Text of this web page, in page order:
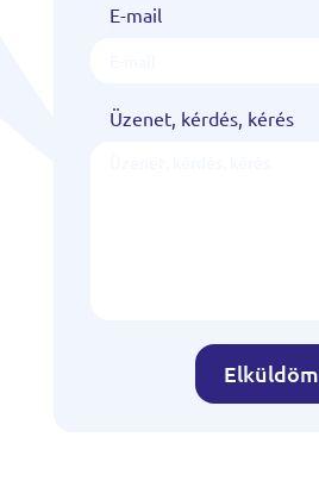
E-mail
Üzenet, kérdés, kérés
Elküldöm